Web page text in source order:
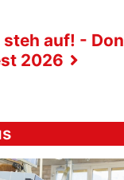
steh auf! - Don
2026